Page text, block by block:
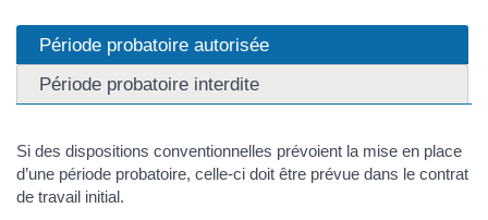
Période probatoire autorisée
Période probatoire interdite
Si des dispositions conventionnelles prévoient la mise en place
d’une période probatoire, celle-ci doit être prévue dans le contrat
de travail initial.